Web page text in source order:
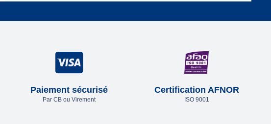
Paiement sécurisé
Par CB ou Virement
Certification AFNOR
ISO 9001